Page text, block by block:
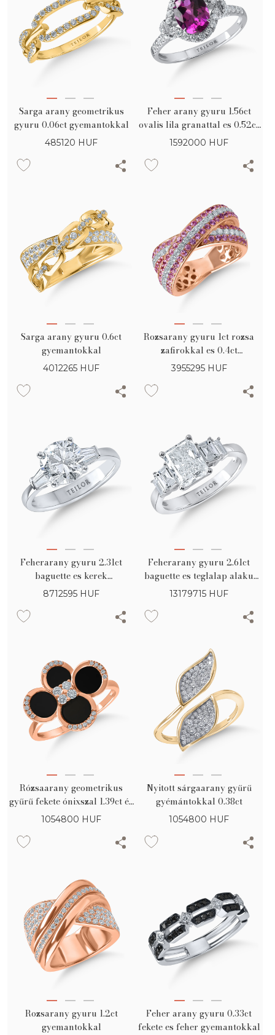
Sarga arany geometrikus
gyuru 0.06ct gyemantokkal
485120 HUF
Feher arany gyuru 1.56ct
ovalis lila granattal es 0.52ct
gyemantokkal
1592000 HUF
Sarga arany gyuru 0.6ct
gyemantokkal
4012265 HUF
Rozsarany gyuru 1ct rozsa
zafirokkal es 0.4ct
gyemantokkal
3955295 HUF
Feherarany gyuru 2.31ct
baguette es kerek
gyemantokkal
8712595 HUF
Feherarany gyuru 2.61ct
baguette es teglalap alaku
gyemantokkal
13179715 HUF
Rózsaarany geometrikus
gyűrű fekete ónixszal 1.39ct és
gyémántokkal 0.16ct
1054800 HUF
Nyitott sárgaarany gyűrű
gyémántokkal 0.38ct
1054800 HUF
Rozsarany gyuru 1.2ct
gyemantokkal
Feher arany gyuru 0.33ct
fekete es feher gyemantokkal